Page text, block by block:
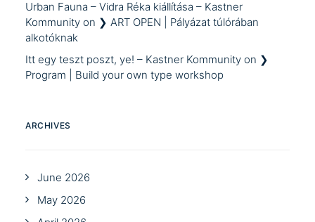
Urban Fauna – Vidra Réka kiállítása – Kastner
Kommunity on ❯ ART OPEN | Pályázat túlórában
alkotóknak
Itt egy teszt poszt, ye! – Kastner Kommunity on ❯
Program | Build your own type workshop
ARCHIVES
June 2026
May 2026